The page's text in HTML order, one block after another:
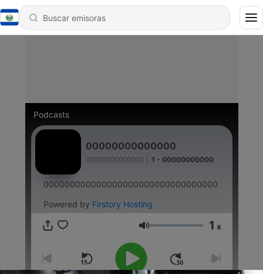
Podcasts
00000000000000
00000000000000 1 - 00000000000
000000000000000000000000000000000
Powered by Firstory Hosting
Volumen 1 x